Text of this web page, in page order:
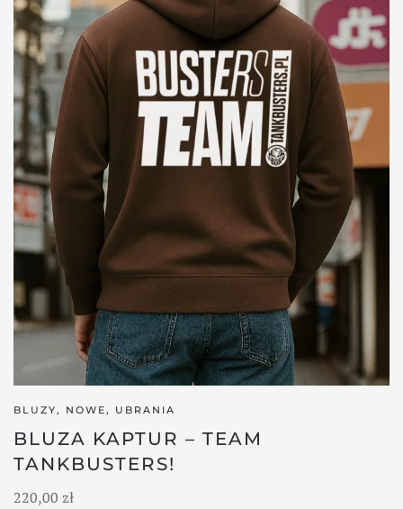
BLUZY, NOWE, UBRANIA
BLUZA KAPTUR – TEAM
TANKBUSTERS!
220,00 zł